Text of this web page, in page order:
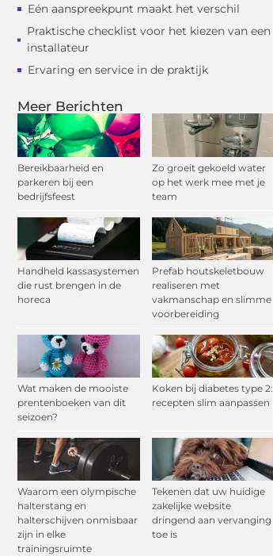
Eén aanspreekpunt maakt het verschil
Praktische checklist voor het kiezen van een
installateur
Ervaring en service in de praktijk
Meer Berichten
Bereikbaarheid en
parkeren bij een
bedrijfsfeest
Zo groeit gekoeld water
op het werk mee met je
team
Handheld kassasystemen
die rust brengen in de
horeca
Prefab houtskeletbouw
realiseren met
vakmanschap en slimme
voorbereiding
Wat maken de mooiste
prentenboeken van dit
seizoen?
Koken bij diabetes type 2:
recepten slim aanpassen
Waarom een olympische
halterstang en
halterschijven onmisbaar
zijn in elke
trainingsruimte
Tekenen dat uw huidige
zakelijke website
dringend aan vervanging
toe is